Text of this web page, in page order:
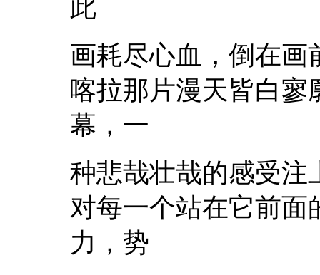
此
画耗尽心血，倒在画
喀拉那片漫天皆白寥
幕，一
种悲哉壮哉的感受注
对每一个站在它前面
力，势